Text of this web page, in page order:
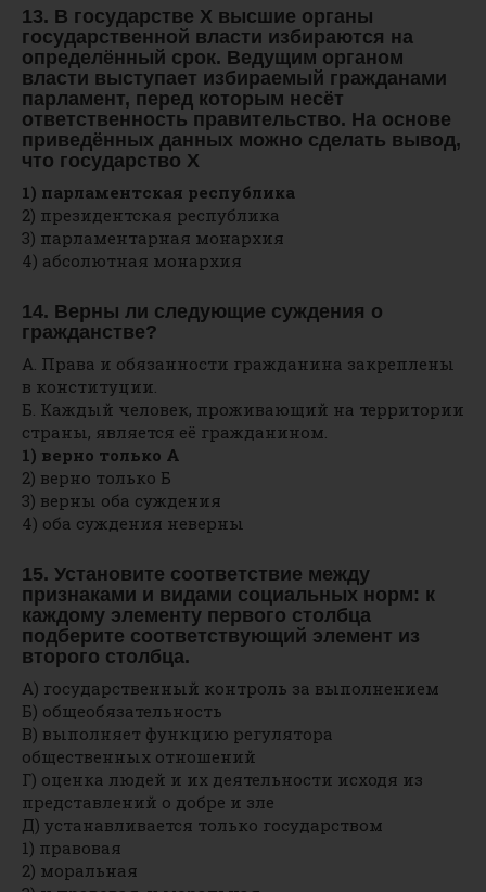
13. В государстве Х высшие органы
государственной власти избираются на
определённый срок. Ведущим органом
власти выступает избираемый гражданами
парламент, перед которым несёт
ответственность правительство. На основе
приведённых данных можно сделать вывод,
что государство Х
1) парламентская республика
2) президентская республика
3) парламентарная монархия
4) абсолютная монархия
14. Верны ли следующие суждения о
гражданстве?
А. Права и обязанности гражданина закреплены
в конституции.
Б. Каждый человек, проживающий на территории
страны, является её гражданином.
1) верно только А
2) верно только Б
3) верны оба суждения
4) оба суждения неверны
15. Установите соответствие между
признаками и видами социальных норм: к
каждому элементу первого столбца
подберите соответствующий элемент из
второго столбца.
А) государственный контроль за выполнением
Б) общеобязательность
В) выполняет функцию регулятора
общественных отношений
Г) оценка людей и их деятельности исходя из
представлений о добре и зле
Д) устанавливается только государством
1) правовая
2) моральная